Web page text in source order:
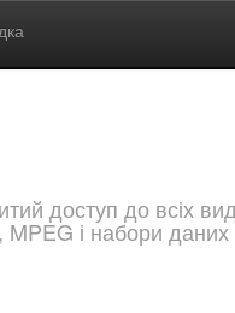
доступ до всіх
MPEG і набори даних